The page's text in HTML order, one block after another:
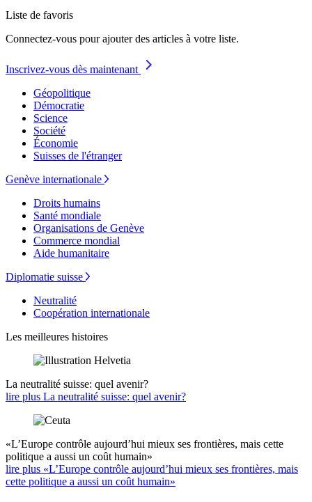
Liste de favoris
Connectez-vous pour ajouter des articles à votre liste.
Inscrivez-vous dès maintenant
Géopolitique
Démocratie
Science
Société
Économie
Suisses de l'étranger
Genève internationale
Droits humains
Santé mondiale
Organisations de Genève
Commerce mondial
Aide humanitaire
Diplomatie suisse
Neutralité
Coopération internationale
Les meilleures histoires
La neutralité suisse: quel avenir?
lire plus La neutralité suisse: quel avenir?
«L’Europe contrôle aujourd’hui mieux ses frontières, mais cette
politique a aussi un coût humain»
lire plus «L’Europe contrôle aujourd’hui mieux ses frontières, mais
cette politique a aussi un coût humain»